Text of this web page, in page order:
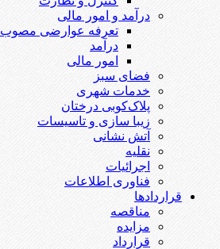
درآمد و امور مالی
تعرفه عوارضی مصوب ۱۴۰۵
درآمد
امور مالی
فضای سبز
خدمات شهری
پلاک‌کوبی درختان
زیبا سازی و تاسیسات
آتش نشانی
نقلیه
اجرائیات
فناوری اطلاعات
قراردادها
مناقصه
مزایده
قرارداد